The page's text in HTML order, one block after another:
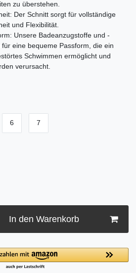
zu überstehen.
Der Schnitt sorgt für vollständige
und Flexibilität.
Unsere Badeanzugstoffe und -
eine bequeme Passform, die ein
Schwimmen ermöglicht und
verursacht.
6 7
In den Warenkorb